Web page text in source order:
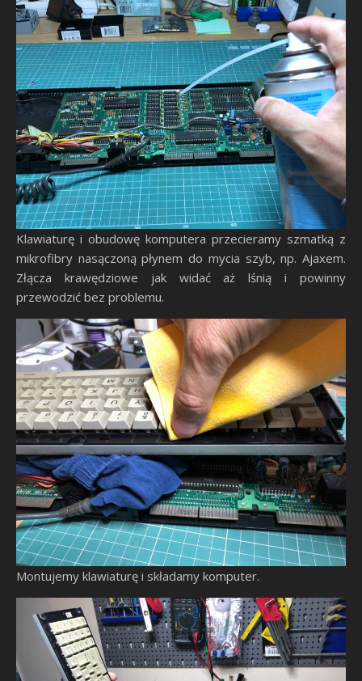
Klawiaturę i obudowę komputera przecieramy szmatką z
mikrofibry nasączoną płynem do mycia szyb, np. Ajaxem.
Złącza krawędziowe jak widać aż lśnią i powinny
przewodzić bez problemu.
Montujemy klawiaturę i składamy komputer.